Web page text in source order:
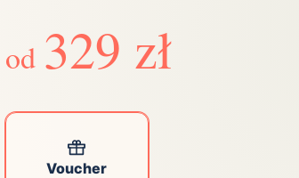
Kraków
od 329 zł
Voucher